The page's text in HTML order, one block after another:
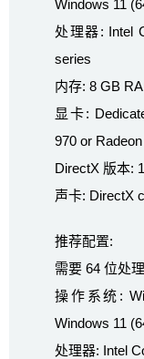
Windows 11
处理器: Intel
series
内存: 8 GB
显卡:
970 or
DirectX 版本:
声卡: DirectX
推荐配置:
需要 64 位处
操作系统:
Windows 11
处理器: Intel